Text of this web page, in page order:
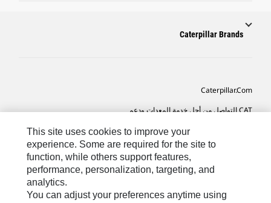
Caterpillar Brands
Caterpillar.com
CAT التواصل من أجل خدمة المعدات ودعم
تفضيلات التسويق الخاصة بي
خريطة الموقع
Cookie Settings
This site uses cookies to improve your
experience. Some are required for the site to
function, while others support features,
performance, personalization, targeting, and
analytics.
You can adjust your preferences anytime using